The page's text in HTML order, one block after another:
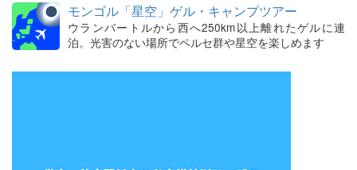
モンゴル「星空」ゲル・キャンプツアー
ウランバートルから西へ250km以上離れたゲルに連
泊。光害のない場所でペルセ群や星空を楽しめます